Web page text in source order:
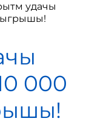
удачы
000